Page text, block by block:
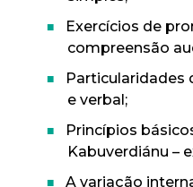
Exercícios de
compreensão
Particularidades
e verbal;
Princípios
Kabuverdiánu –
A variação